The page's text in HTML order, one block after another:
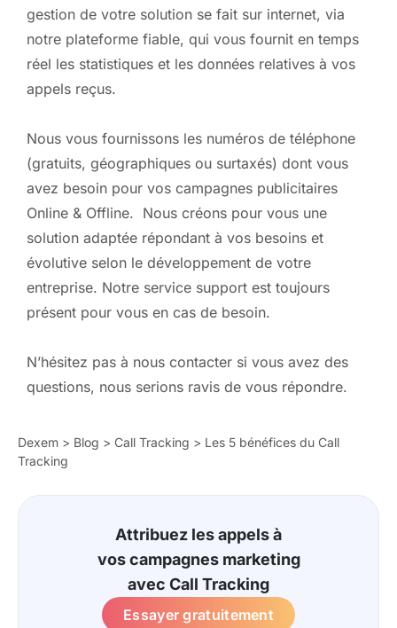
Attribuez les appels à
vos campagnes marketing
avec Call Tracking
Essayer gratuitement
gestion de votre solution se fait sur internet, via
notre plateforme fiable, qui vous fournit en temps
réel les statistiques et les données relatives à vos
appels reçus.
Nous vous fournissons les numéros de téléphone
(gratuits, géographiques ou surtaxés) dont vous
avez besoin pour vos campagnes publicitaires
Online & Offline. Nous créons pour vous une
solution adaptée répondant à vos besoins et
évolutive selon le développement de votre
entreprise. Notre service support est toujours
présent pour vous en cas de besoin.
N’hésitez pas à nous contacter si vous avez des
questions, nous serions ravis de vous répondre.
Dexem > Blog > Call Tracking > Les 5 bénéfices du Call
Tracking